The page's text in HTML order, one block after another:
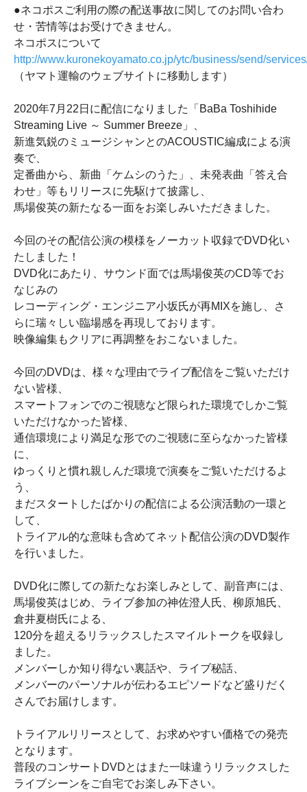
●ネコポスご利用の際の配送事故に関してのお問い合わ
せ・苦情等はお受けできません。
ネコポスについて
http://www.kuronekoyamato.co.jp/ytc/business/send/
（ヤマト運輸のウェブサイトに移動します）
2020年7月22日に配信になりました「BaBa Toshihide
Streaming Live ～ Summer Breeze」、
新進気鋭のミュージシャンとのACOUSTIC編成による演
奏で、
定番曲から、新曲「ケムシのうた」、未発表曲「答え合
わせ」等もリリースに先駆けて披露し、
馬場俊英の新たなる一面をお楽しみいただきました。
今回のその配信公演の模様をノーカット収録でDVD化い
たしました！
DVD化にあたり、サウンド面では馬場俊英のCD等でお
なじみの
レコーディング・エンジニア小坂氏が再MIXを施し、さ
らに瑞々しい臨場感を再現しております。
映像編集もクリアに再調整をおこないました。
今回のDVDは、様々な理由でライブ配信をご覧いただけ
ない皆様、
スマートフォンでのご視聴など限られた環境でしかご覧
いただけなかった皆様、
通信環境により満足な形でのご視聴に至らなかった皆様
に、
ゆっくりと慣れ親しんだ環境で演奏をご覧いただけるよ
う、
まだスタートしたばかりの配信による公演活動の一環と
して、
トライアル的な意味も含めてネット配信公演のDVD製作
を行いました。
DVD化に際しての新たなお楽しみとして、副音声には、
馬場俊英はじめ、ライブ参加の神佐澄人氏、柳原旭氏、
倉井夏樹氏による、
120分を超えるリラックスしたスマイルトークを収録し
ました。
メンバーしか知り得ない裏話や、ライブ秘話、
メンバーのパーソナルが伝わるエピソードなど盛りだく
さんでお届けします。
トライアルリリースとして、お求めやすい価格での発売
となります。
普段のコンサートDVDとはまた一味違うリラックスした
ライブシーンをご自宅でお楽しみ下さい。